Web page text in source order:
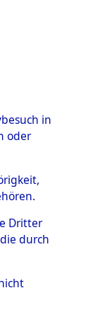
in
oder
Dritter
durch